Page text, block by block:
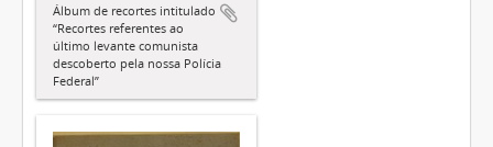
Álbum de recortes intitulado
“Recortes referentes ao
último levante comunista
descoberto pela nossa Polícia
Federal”